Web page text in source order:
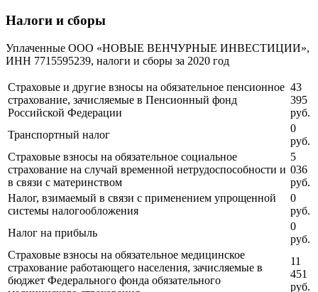
Налоги и сборы
Уплаченные ООО «НОВЫЕ ВЕНЧУРНЫЕ ИНВЕСТИЦИИ»,
ИНН 7715595239, налоги и сборы за 2020 год
Страховые и другие взносы на обязательное пенсионное
страхование, зачисляемые в Пенсионный фонд
Российской Федерации
43
395
руб.
Транспортный налог
0
руб.
Страховые взносы на обязательное социальное
страхование на случай временной нетрудоспособности и
в связи с материнством
5
036
руб.
Налог, взимаемый в связи с применением упрощенной
системы налогообложения
0
руб.
Налог на прибыль
0
руб.
Страховые взносы на обязательное медицинское
страхование работающего населения, зачисляемые в
бюджет Федерального фонда обязательного
11
451
руб.